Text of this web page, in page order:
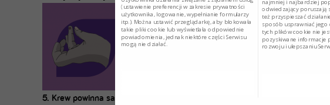
5. Krew powinna samoistnie przesączyć się na drugą stronę.
Podczas
(ustawienie preferencji w zakresie prywatności
użytkownika, logowanie, wypełnianie formularzy
itp.). Można ustawić przeglądarkę, aby blokowała
takie pliki cookie lub wyświetlała odpowiednie
powiadomienia, jednak niektóre części Serwisu
mogą nie działać.
najmniej i najbardziej
odwiedzający poruszają
też przyspieszać
sposób usprawniać jego
tych plików cookie nie
pozyskiwane informacje
rozwoju i ulepszaniu